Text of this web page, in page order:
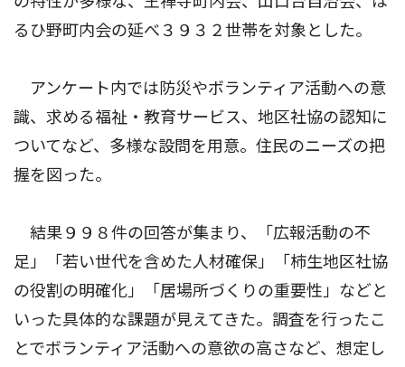
るひ野町内会の延べ３９３２世帯を対象とした。
アンケート内では防災やボランティア活動への意
識、求める福祉・教育サービス、地区社協の認知に
ついてなど、多様な設問を用意。住民のニーズの把
握を図った。
結果９９８件の回答が集まり、「広報活動の不
足」「若い世代を含めた人材確保」「柿生地区社協
の役割の明確化」「居場所づくりの重要性」などと
いった具体的な課題が見えてきた。調査を行ったこ
とでボランティア活動への意欲の高さなど、想定し